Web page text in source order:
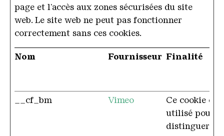
page et l'accès aux zones sécurisées du site
web. Le site web ne peut pas fonctionner
correctement sans ces cookies.
Nom Fournisseur Finalité
__cf_bm Vimeo
Ce cookie est
utilisé pour
distinguer les